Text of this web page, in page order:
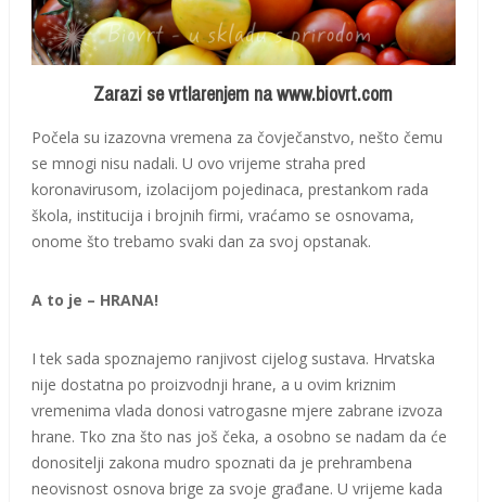
Zarazi se vrtlarenjem na www.biovrt.com
Počela su izazovna vremena za čovječanstvo, nešto čemu
se mnogi nisu nadali. U ovo vrijeme straha pred
koronavirusom, izolacijom pojedinaca, prestankom rada
škola, institucija i brojnih firmi, vraćamo se osnovama,
onome što trebamo svaki dan za svoj opstanak.
A to je – HRANA!
I tek sada spoznajemo ranjivost cijelog sustava. Hrvatska
nije dostatna po proizvodnji hrane, a u ovim kriznim
vremenima vlada donosi vatrogasne mjere zabrane izvoza
hrane. Tko zna što nas još čeka, a osobno se nadam da će
donositelji zakona mudro spoznati da je prehrambena
neovisnost osnova brige za svoje građane. U vrijeme kada